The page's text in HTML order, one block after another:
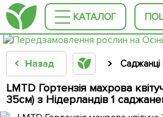
КАТАЛОГ
Назад Саджанці
LMTD Гортензія махрова
35см) з Нідерландів 1